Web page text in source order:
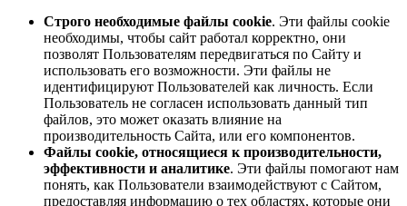
Строго необходимые файлы cookie. Эти файлы cookie
необходимы, чтобы сайт работал корректно, они
позволят Пользователям передвигаться по Сайту и
использовать его возможности. Эти файлы не
идентифицируют Пользователей как личность. Если
Пользователь не согласен использовать данный тип
файлов, это может оказать влияние на
производительность Сайта, или его компонентов.
Файлы cookie, относящиеся к производительности,
эффективности и аналитике. Эти файлы помогают нам
понять, как Пользователи взаимодействуют с Сайтом,
предоставляя информацию о тех областях, которые они